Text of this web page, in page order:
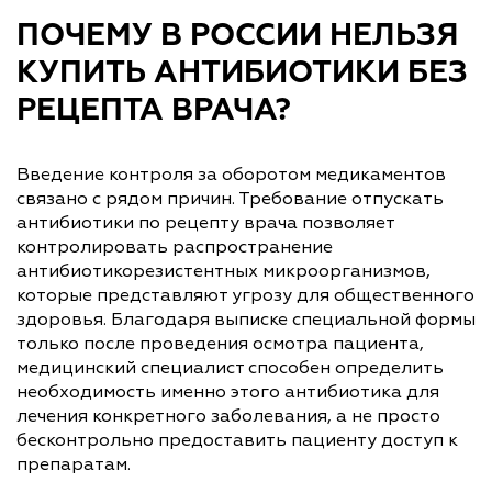
ПОЧЕМУ В РОССИИ НЕЛЬЗЯ
КУПИТЬ АНТИБИОТИКИ БЕЗ
РЕЦЕПТА ВРАЧА?
Введение контроля за оборотом медикаментов
связано с рядом причин. Требование отпускать
антибиотики по рецепту врача позволяет
контролировать распространение
антибиотикорезистентных микроорганизмов,
которые представляют угрозу для общественного
здоровья. Благодаря выписке специальной формы
только после проведения осмотра пациента,
медицинский специалист способен определить
необходимость именно этого антибиотика для
лечения конкретного заболевания, а не просто
бесконтрольно предоставить пациенту доступ к
препаратам.